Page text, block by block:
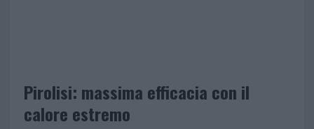
Pirolisi: massima efficacia con il
calore estremo